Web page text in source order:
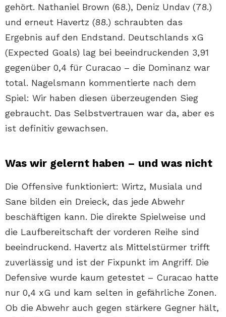
gehört. Nathaniel Brown (68.), Deniz Undav (78.)
und erneut Havertz (88.) schraubten das
Ergebnis auf den Endstand. Deutschlands xG
(Expected Goals) lag bei beeindruckenden 3,91
gegenüber 0,4 für Curacao – die Dominanz war
total. Nagelsmann kommentierte nach dem
Spiel: Wir haben diesen überzeugenden Sieg
gebraucht. Das Selbstvertrauen war da, aber es
ist definitiv gewachsen.
Was wir gelernt haben – und was nicht
Die Offensive funktioniert: Wirtz, Musiala und
Sane bilden ein Dreieck, das jede Abwehr
beschäftigen kann. Die direkte Spielweise und
die Laufbereitschaft der vorderen Reihe sind
beeindruckend. Havertz als Mittelstürmer trifft
zuverlässig und ist der Fixpunkt im Angriff. Die
Defensive wurde kaum getestet – Curacao hatte
nur 0,4 xG und kam selten in gefährliche Zonen.
Ob die Abwehr auch gegen stärkere Gegner hält,